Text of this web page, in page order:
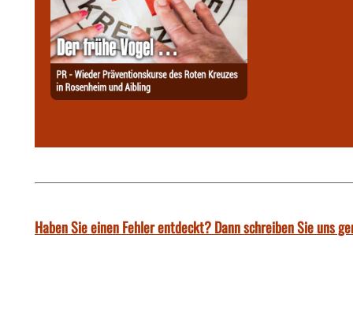
Haben Sie einen Fehler entdeckt? Dann schreiben Sie uns